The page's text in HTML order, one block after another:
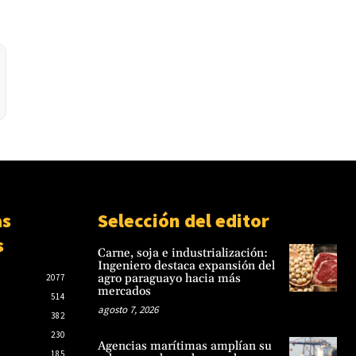
2077
514
382
230
185
Selección del editor
Carne, soja e industrialización:
Ingeniero destaca expansión del
agro paraguayo hacia más
mercados
agosto 7, 2026
Agencias marítimas amplían su